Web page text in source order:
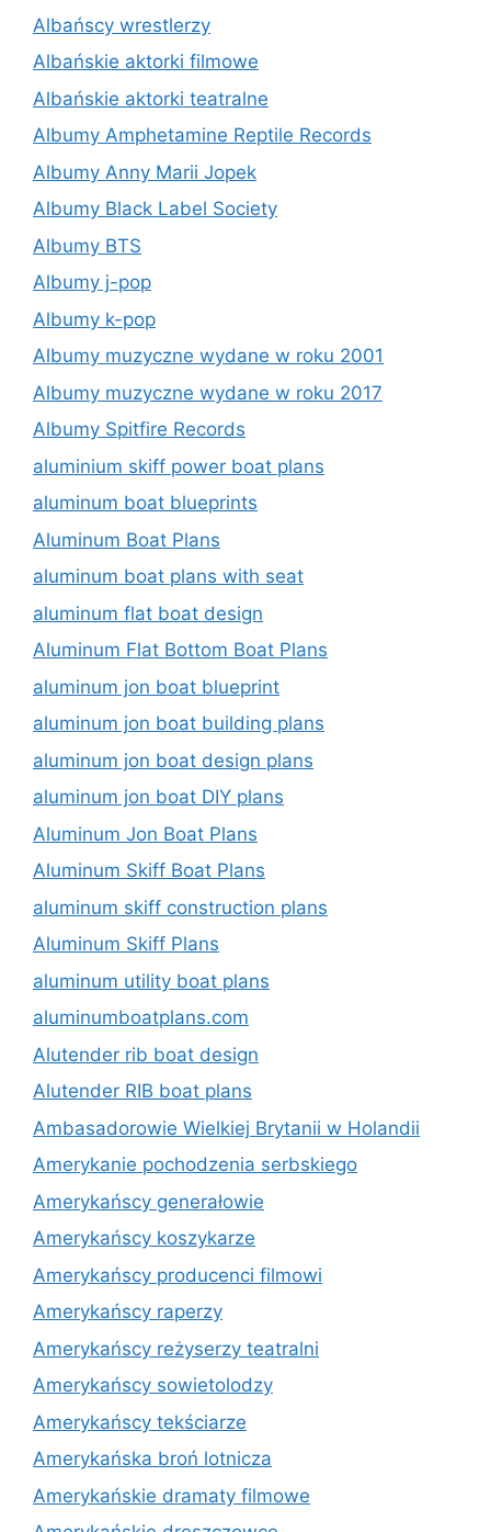
Albańscy wrestlerzy
Albańskie aktorki filmowe
Albańskie aktorki teatralne
Albumy Amphetamine Reptile Records
Albumy Anny Marii Jopek
Albumy Black Label Society
Albumy BTS
Albumy j-pop
Albumy k-pop
Albumy muzyczne wydane w roku 2001
Albumy muzyczne wydane w roku 2017
Albumy Spitfire Records
aluminium skiff power boat plans
aluminum boat blueprints
Aluminum Boat Plans
aluminum boat plans with seat
aluminum flat boat design
Aluminum Flat Bottom Boat Plans
aluminum jon boat blueprint
aluminum jon boat building plans
aluminum jon boat design plans
aluminum jon boat DIY plans
Aluminum Jon Boat Plans
Aluminum Skiff Boat Plans
aluminum skiff construction plans
Aluminum Skiff Plans
aluminum utility boat plans
aluminumboatplans.com
Alutender rib boat design
Alutender RIB boat plans
Ambasadorowie Wielkiej Brytanii w Holandii
Amerykanie pochodzenia serbskiego
Amerykańscy generałowie
Amerykańscy koszykarze
Amerykańscy producenci filmowi
Amerykańscy raperzy
Amerykańscy reżyserzy teatralni
Amerykańscy sowietolodzy
Amerykańscy tekściarze
Amerykańska broń lotnicza
Amerykańskie dramaty filmowe